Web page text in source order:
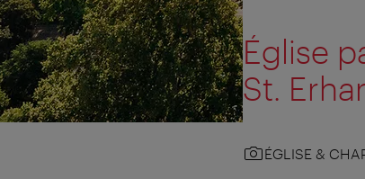
Église
St.
ÉGLISE &